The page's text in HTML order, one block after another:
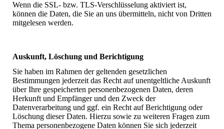
Wenn die SSL- bzw. TLS-Verschlüsselung aktiviert ist,
können die Daten, die Sie an uns übermitteln, nicht von Dritten
mitgelesen werden.
Auskunft, Löschung und Berichtigung
Sie haben im Rahmen der geltenden gesetzlichen
Bestimmungen jederzeit das Recht auf unentgeltliche Auskunft
über Ihre gespeicherten personenbezogenen Daten, deren
Herkunft und Empfänger und den Zweck der
Datenverarbeitung und ggf. ein Recht auf Berichtigung oder
Löschung dieser Daten. Hierzu sowie zu weiteren Fragen zum
Thema personenbezogene Daten können Sie sich jederzeit